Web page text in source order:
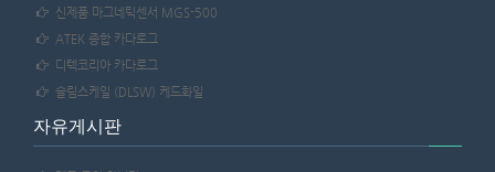
신제품 마그네틱센서 MGS-500
ATEK 종합 카다로그
디텍코리아 카다로그
슬림스케일 (DLSW) 케드화일
자유게시판